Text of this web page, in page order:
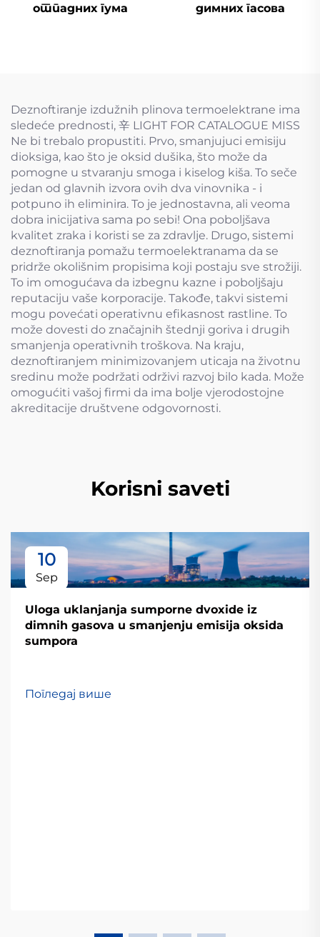
отпадних гума
димних гасова
Deznoftiranje izdužnih plinova termoelektrane ima
sledeće prednosti, 辛 LIGHT FOR CATALOGUE MISS
Ne bi trebalo propustiti. Prvo, smanjujuci emisiju
dioksiда, kao što je oksid dušika, što može da
pomogne u stvaranju smogа i kiselog kiša. To seče
jedan od glavnih izvora ovih dva vinovnika - i
potpuno ih eliminira. To je jednostavna, ali veoma
dobra inicijativa sama po sebi! Ona poboljšava
kvalitet zraka i koristi se za zdravlje. Drugo, sistemi
deznoftiranja pomažu termoelektranama da se
pridrže okolišnim propisima koji postaju sve strožiji.
To im omogućava da izbegnu kazne i poboljšaju
reputaciju vaše korporacije. Takođe, takvi sistemi
mogu povećati operativnu efikasnost rastline. To
može dovesti do značajnih štednji goriva i drugih
smanjenja operativnih troškova. Na kraju,
deznoftiranjem minimizovanjem uticaja na životnu
sredinu može podržati održivi razvoj bilo kada. Može
omogućiti vašoj firmi da ima bolje vjerodostojne
akreditacije društvene odgovornosti.
Korisni saveti
10
Sep
Uloga uklanjanja sumporne dvoxide iz
dimnih gasova u smanjenju emisija oksida
sumpora
Погледај више